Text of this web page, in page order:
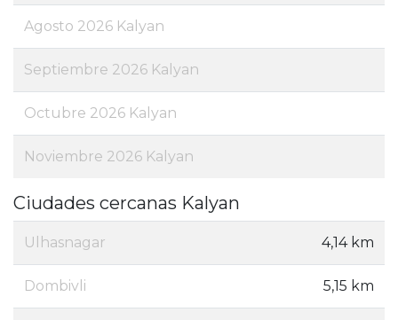
Agosto 2026 Kalyan
Septiembre 2026 Kalyan
Octubre 2026 Kalyan
Noviembre 2026 Kalyan
Ciudades cercanas Kalyan
Ulhasnagar 4,14 km
Dombivli 5,15 km